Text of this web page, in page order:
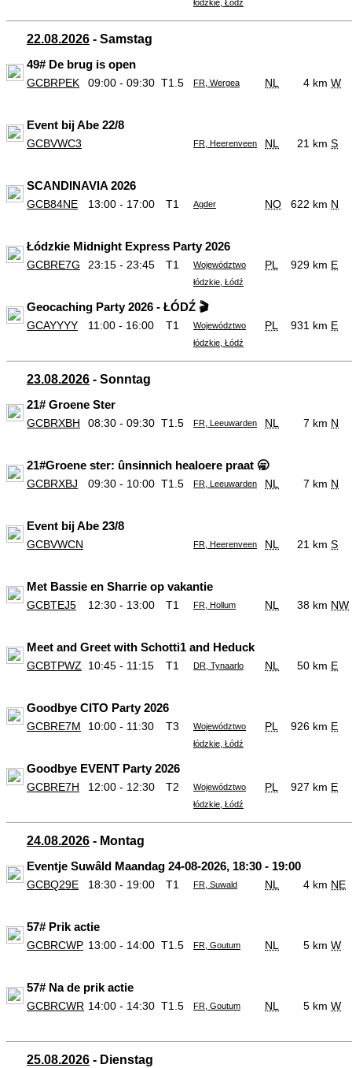
łódzkie, Łódź
22.08.2026 - Samstag
49# De brug is open
GCBRPEK 09:00 - 09:30 T1.5 FR, Wergea NL 4 km W
Event bij Abe 22/8
GCBVWC3 FR, Heerenveen NL 21 km S
SCANDINAVIA 2026
GCB84NE 13:00 - 17:00 T1 Agder NO 622 km N
Łódzkie Midnight Express Party 2026
GCBRE7G 23:15 - 23:45 T1
Województwo
łódzkie, Łódź
PL 929 km E
Geocaching Party 2026 - ŁÓDŹ 🎬
GCAYYYY 11:00 - 16:00 T1
Województwo
łódzkie, Łódź
PL 931 km E
23.08.2026 - Sonntag
21# Groene Ster
GCBRXBH 08:30 - 09:30 T1.5 FR, Leeuwarden NL 7 km N
21#Groene ster: ûnsinnich healoere praat 🥱
GCBRXBJ 09:30 - 10:00 T1.5 FR, Leeuwarden NL 7 km N
Event bij Abe 23/8
GCBVWCN FR, Heerenveen NL 21 km S
Met Bassie en Sharrie op vakantie
GCBTEJ5 12:30 - 13:00 T1 FR, Hollum NL 38 km NW
Meet and Greet with Schotti1 and Heduck
GCBTPWZ 10:45 - 11:15 T1 DR, Tynaarlo NL 50 km E
Goodbye CITO Party 2026
GCBRE7M 10:00 - 11:30 T3
Województwo
łódzkie, Łódź
PL 926 km E
Goodbye EVENT Party 2026
GCBRE7H 12:00 - 12:30 T2
Województwo
łódzkie, Łódź
PL 927 km E
24.08.2026 - Montag
Eventje Suwâld Maandag 24-08-2026, 18:30 - 19:00
GCBQ29E 18:30 - 19:00 T1 FR, Suwald NL 4 km NE
57# Prik actie
GCBRCWP 13:00 - 14:00 T1.5 FR, Goutum NL 5 km W
57# Na de prik actie
GCBRCWR 14:00 - 14:30 T1.5 FR, Goutum NL 5 km W
25.08.2026 - Dienstag